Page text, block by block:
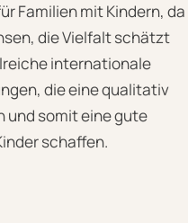
Familien mit Kindern, da
die Vielfalt schätzt
internationale
die eine qualitativ
und somit eine gute
schaffen.